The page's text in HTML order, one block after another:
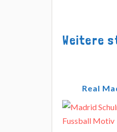
Weitere
Real